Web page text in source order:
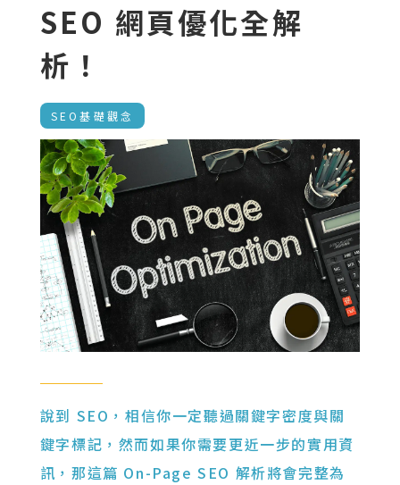
SEO 網頁優化全解
析！
SEO基礎觀念
說到 SEO，相信你一定聽過關鍵字密度與關
鍵字標記，然而如果你需要更近一步的實用資
訊，那這篇 On-Page SEO 解析將會完整為